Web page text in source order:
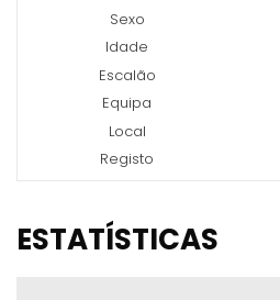
Sexo
Idade
Escalão
Equipa
Local
Registo
ESTATÍSTICAS